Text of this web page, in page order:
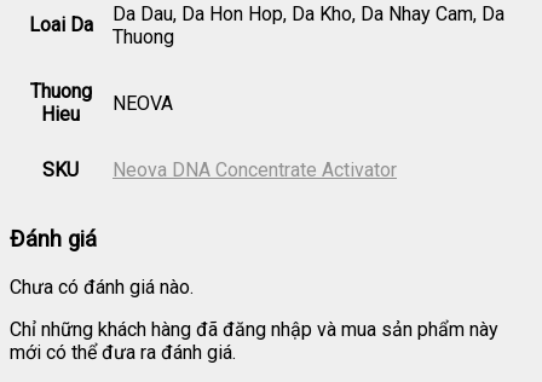
Loai Da
Da Dau, Da Hon Hop, Da Kho, Da Nhay Cam, Da
Thuong
Thuong
Hieu
NEOVA
SKU Neova DNA Concentrate Activator
Đánh giá
Chưa có đánh giá nào.
Chỉ những khách hàng đã đăng nhập và mua sản phẩm này
mới có thể đưa ra đánh giá.